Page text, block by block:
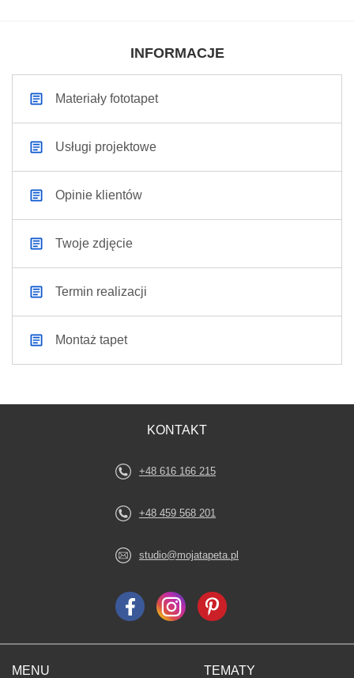
INFORMACJE
Materiały fototapet
Usługi projektowe
Opinie klientów
Twoje zdjęcie
Termin realizacji
Montaż tapet
MENU TEMATY
KONTAKT
+48 616 166 215
+48 459 568 201
studio@mojatapeta.pl